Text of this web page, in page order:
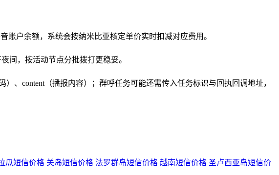
账户余额，系统会按纳米比亚核定单价实时扣减对应费用。
间，按活动节点分批拨打更稳妥。
、content（播报内容）；群呼任务可能还需传入任务标识与回执回调地址，
瓜短信价格 关岛短信价格 法罗群岛短信价格 越南短信价格 圣卢西亚岛短信价